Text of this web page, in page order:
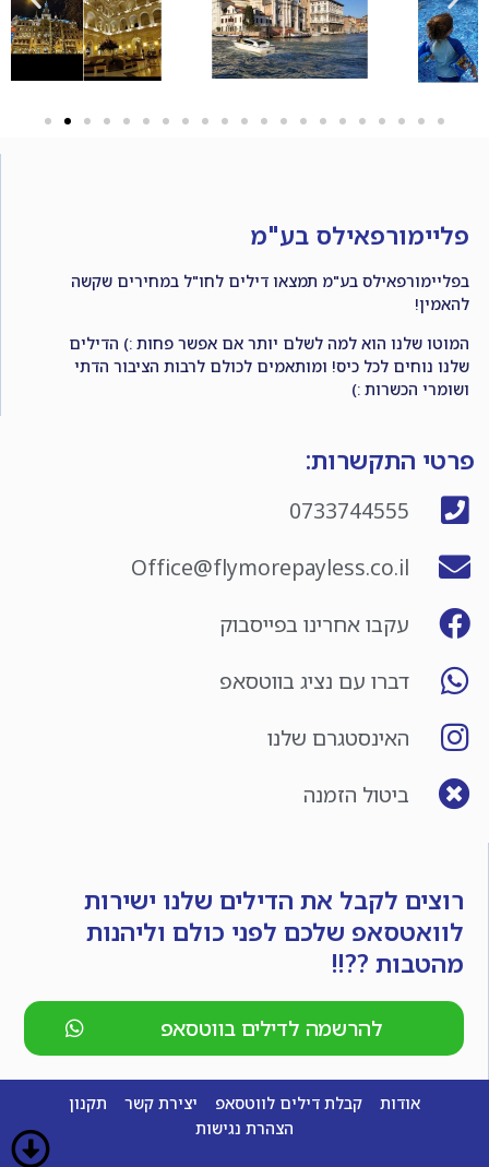
פליימורפאילס בע"מ
בפליימורפאילס בע"מ תמצאו דילים לחו"ל במחירים שקשה
להאמין!
המוטו שלנו הוא למה לשלם יותר אם אפשר פחות :) הדילים
שלנו נוחים לכל כיס! ומותאמים לכולם לרבות הציבור הדתי
ושומרי הכשרות :)
פרטי התקשרות:
0733744555
Office@flymorepayless.co.il
עקבו אחרינו בפייסבוק
דברו עם נציג בווטסאפ
האינסטגרם שלנו
ביטול הזמנה
רוצים לקבל את הדילים שלנו ישירות
לוואטסאפ שלכם לפני כולם וליהנות
מהטבות ??!!
להרשמה לדילים בווטסאפ
אודות קבלת דילים לווטסאפ יצירת קשר
תקנון
הצהרת נגישות